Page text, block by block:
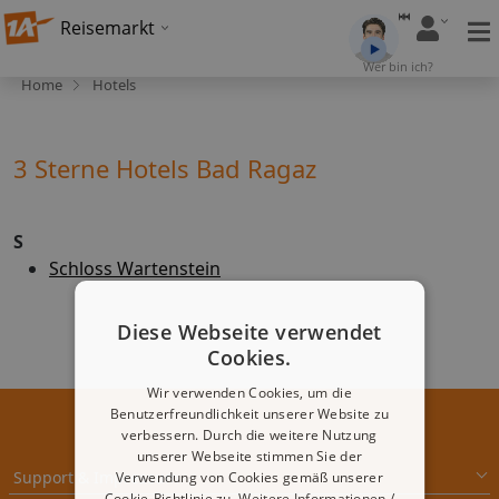
Reisemarkt
Wer bin ich?
Home Hotels
3 Sterne Hotels Bad Ragaz
S
Schloss Wartenstein
Support & Impressum
Diese Webseite verwendet
Cookies.
Wir verwenden Cookies, um die
Benutzerfreundlichkeit unserer Website zu
verbessern. Durch die weitere Nutzung
unserer Webseite stimmen Sie der
Verwendung von Cookies gemäß unserer